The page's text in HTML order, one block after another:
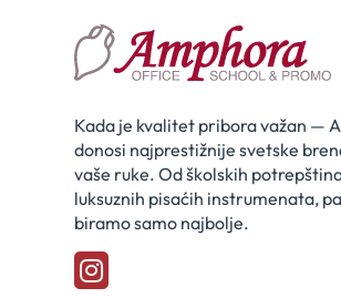
Kada je kvalitet pribora važan —
donosi najprestižnije svetske
vaše ruke. Od školskih
luksuznih pisaćih instrumenata,
biramo samo najbolje.